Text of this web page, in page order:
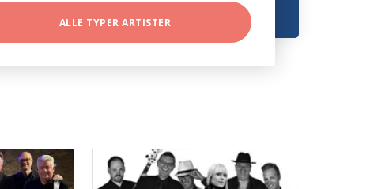
ALLE TYPER ARTISTER